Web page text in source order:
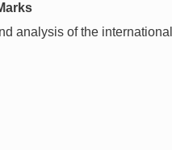
analysis of the